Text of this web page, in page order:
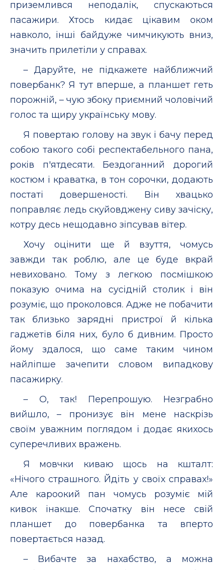
приземлився неподалік, спускаються
пасажири. Хтось кидає цікавим оком
навколо, інші байдуже чимчикують вниз,
значить прилетіли у справах.
– Даруйте, не підкажете найближчий
повербанк? Я тут вперше, а планшет геть
порожній, – чую збоку приємний чоловічий
голос та щиру українську мову.
Я повертаю голову на звук і бачу перед
собою такого собі респектабельного пана,
років п'ятдесяти. Бездоганний дорогий
костюм і краватка, в тон сорочки, додають
постаті довершеності. Він хвацько
поправляє ледь скуйовджену сиву зачіску,
котру десь нещодавно зіпсував вітер.
Хочу оцінити ще й взуття, чомусь
завжди так роблю, але це буде вкрай
невиховано. Тому з легкою посмішкою
показую очима на сусідній столик і він
розуміє, що проколовся. Адже не побачити
так близько зарядні пристрої й кілька
гаджетів біля них, було б дивним. Просто
йому здалося, що саме таким чином
найліпше зачепити словом випадкову
пасажирку.
– О, так! Перепрошую. Незграбно
вийшло, – пронизує він мене наскрізь
своїм уважним поглядом і додає якихось
суперечливих вражень.
Я мовчки киваю щось на кшталт:
«Нічого страшного. Йдіть у своїх справах!»
Але кароокий пан чомусь розуміє мій
кивок інакше. Спочатку він несе свій
планшет до повербанка та вперто
повертається назад.
– Вибачте за нахабство, а можна